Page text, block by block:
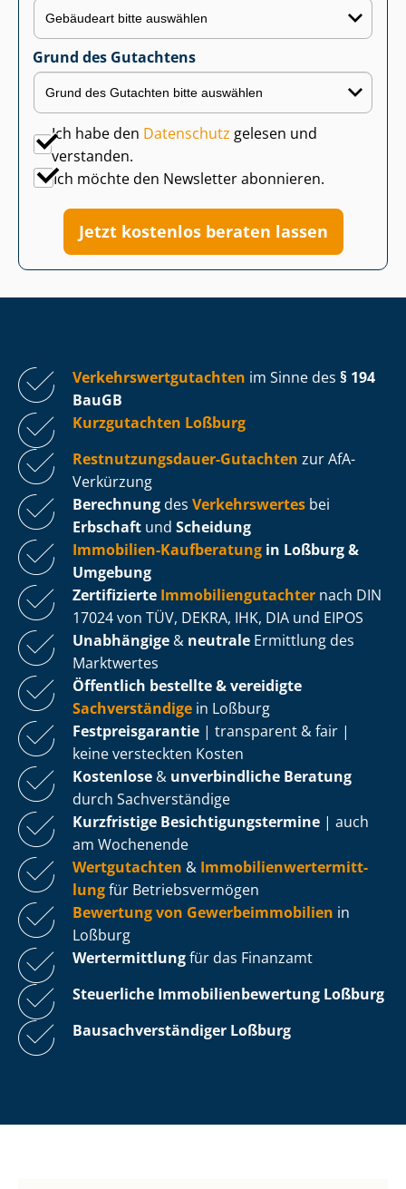
Grund des Gutachtens
Ich habe den Datenschutz gelesen und
verstanden.
Ich möchte den Newsletter abonnieren.
Jetzt kostenlos beraten lassen
Ver­kehrs­wert­gut­ach­ten im Sinne des § 194
BauGB
Kurzgutachten Loßburg
Rest­nut­zungs­dau­er-Gutachten zur AfA-
Verkürzung
Berechnung des Verkehrswertes bei
Erbschaft und Scheidung
Immobilien-Kaufberatung in Loßburg &
Umgebung
Zertifizierte Im­mo­bi­li­en­gut­ach­ter nach DIN
17024 von TÜV, DEKRA, IHK, DIA und EIPOS
Unabhängige & neutrale Ermittlung des
Marktwertes
Öffentlich bestellte & vereidigte
Sachverständige in Loßburg
Fest­preis­ga­ran­tie | transparent & fair |
keine versteckten Kosten
Kostenlose & unverbindliche Beratung
durch Sachverständige
Kurzfristige Be­sich­ti­gungs­ter­mi­ne | auch
am Wochenende
Wertgutachten & Im­mo­bi­li­en­wert­ermitt­
lungfür Be­triebs­ver­mö­gen
Bewertung von Ge­wer­be­im­mo­bi­li­en in
Loßburg
Wertermittlungfür das Finanzamt
Steuerliche Im­mo­bi­li­en­be­wer­tung Loßburg
Bau­sach­ver­stän­di­ger Loßburg